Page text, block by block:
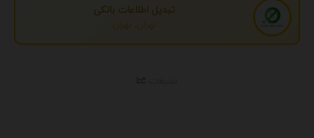
تبدیل اطلاعات بانکی
تهران، تهران